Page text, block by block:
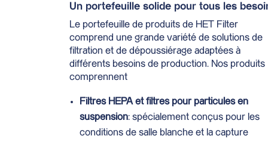
Un portefeuille solide pour tous les
Le portefeuille de produits de HET Filter
comprend une grande variété de solutions de
filtration et de dépoussiérage adaptées à
différents besoins de production. Nos produits
comprennent
Filtres HEPA et filtres pour particules en
suspension: spécialement conçus pour les
conditions de salle blanche et la capture